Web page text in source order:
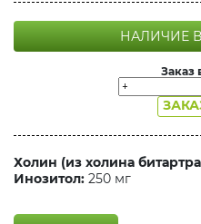
НАЛИЧИЕ
Заказ
Холин (из холина
Инозитол: 250 мг